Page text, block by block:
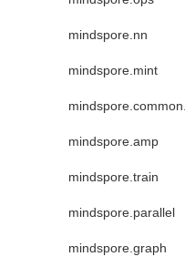
mindspore.nn
mindspore.mint
mindspore.amp
mindspore.train
mindspore.parallel
mindspore.graph